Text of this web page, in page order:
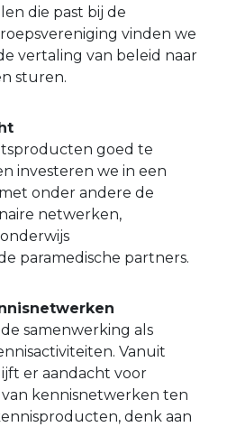
die past bij de
vinden we
vertaling van beleid naar
sturen.
goed te
investeren we in een
onder andere de
netwerken,
paramedische partners.
samenwerking als
Vanuit
er aandacht voor
kennisnetwerken ten
denk aan